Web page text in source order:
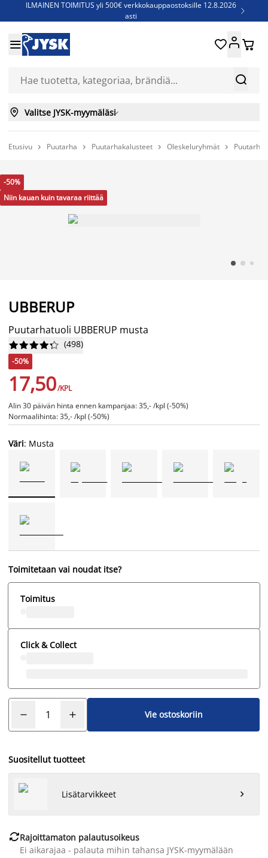
ILMAINEN TOIMITUS yli 500€ verkkokauppaostoksille 12.8.2026
asti

Jenkkisänkyjä - Säästä jopa 60%


 
 Valitse JYSK-myymäläsi
Etusivu  Puutarha  Puutarhakalusteet  Oleskeluryhmät 
-50%
Niin kauan kuin tavaraa riittää
UBBERUP
Puutarhatuoli UBBERUP musta





 (498)
-50%
17,50/KPL
Alin 30 päivän hinta ennen kampanjaa: 35,- /kpl (-50%)
Normaalihinta: 35,- /kpl (-50%)
Väri: Musta
Toimitetaan vai noudat itse?
Toimitus
Click & Collect
Vie ostoskoriin
Suositellut tuotteet
Lisätarvikkeet 
Rajoittamaton palautusoikeus
Ei aikarajaa - palauta mihin tahansa JYSK-myymälään